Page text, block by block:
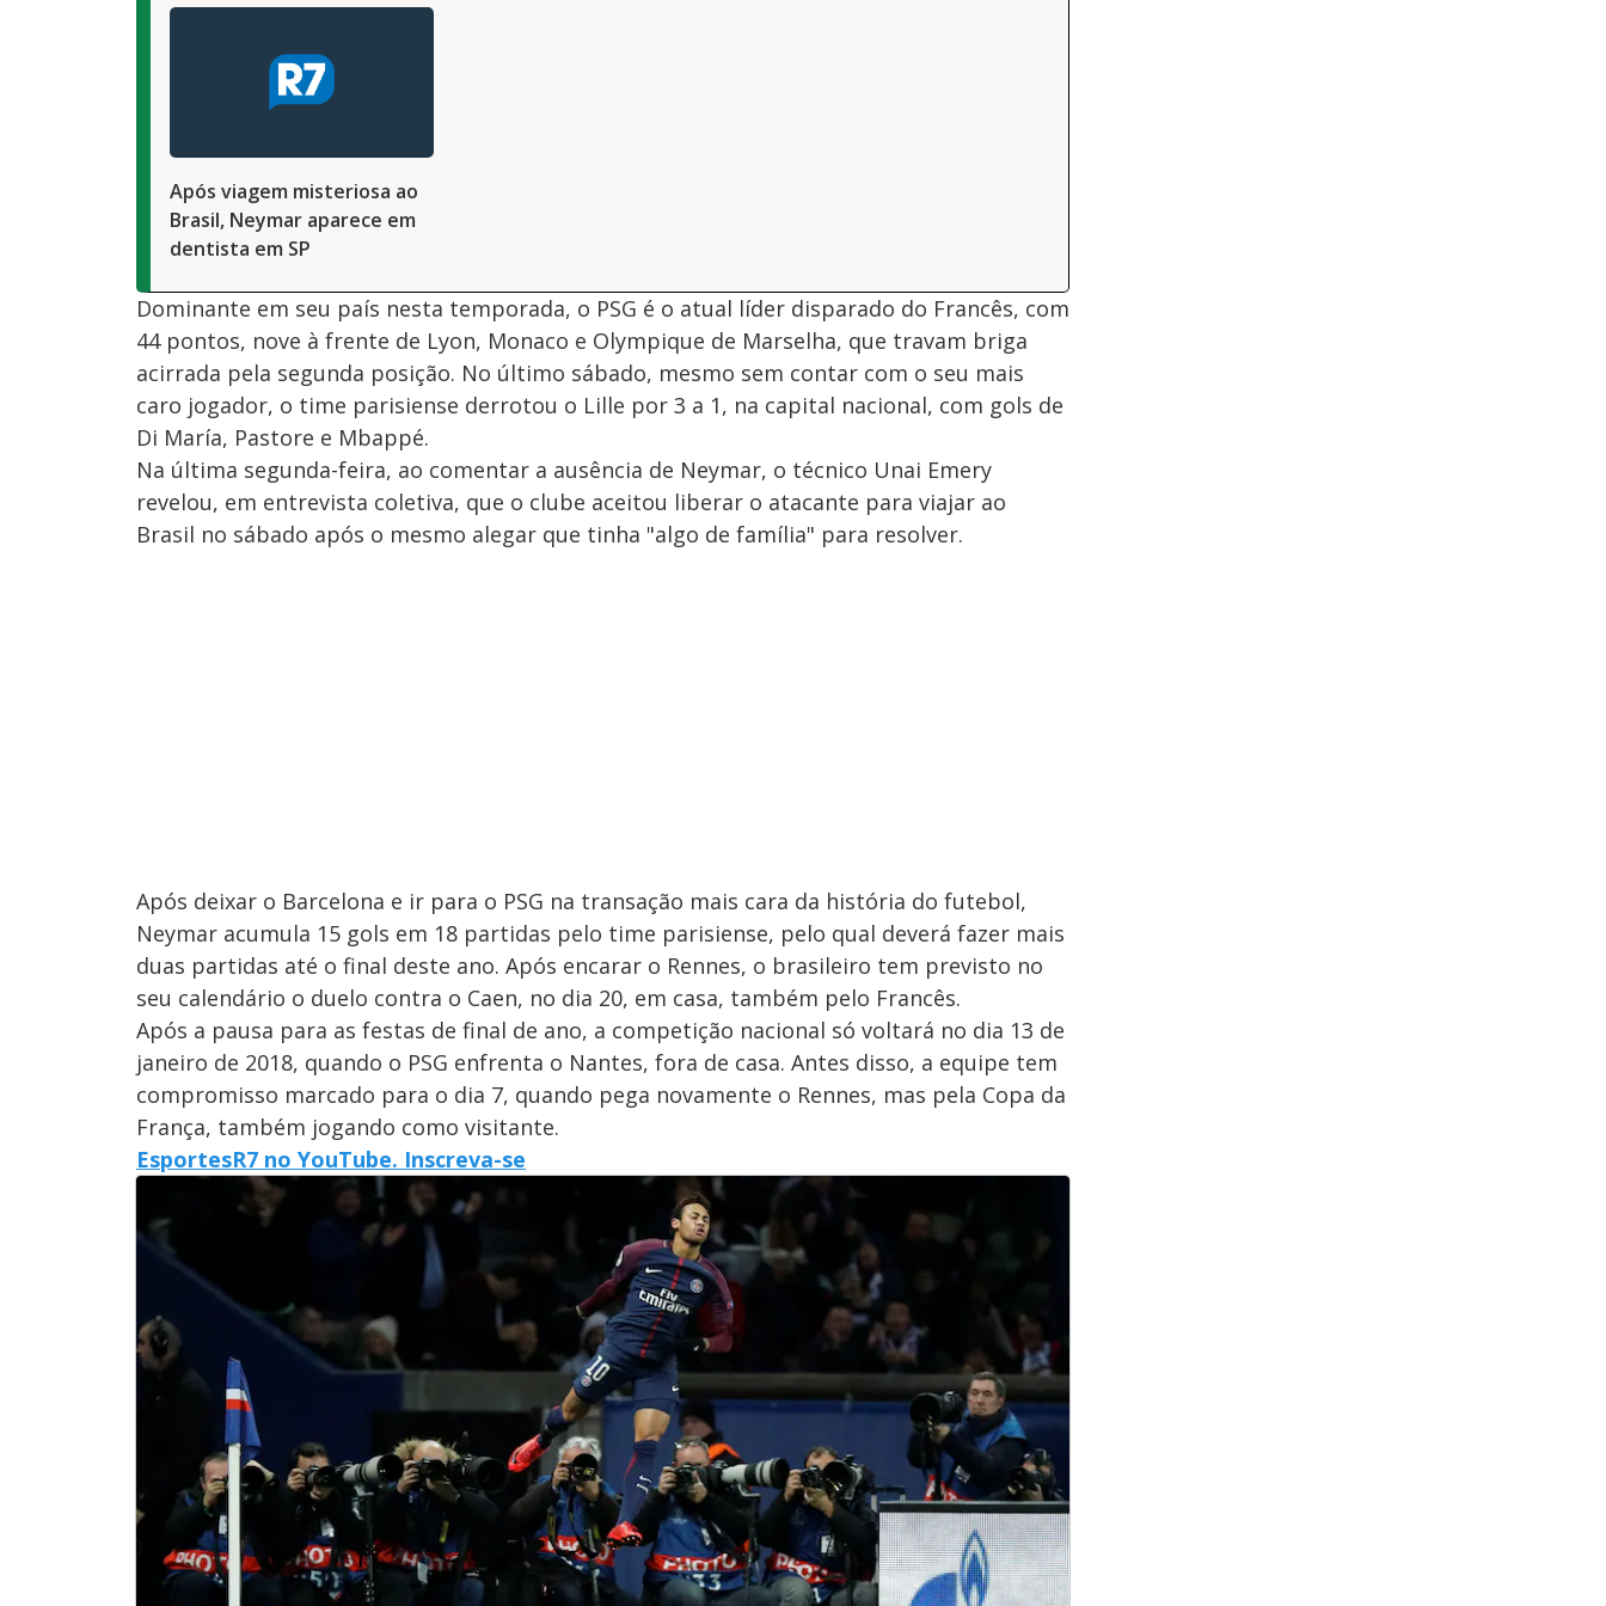
Após viagem misteriosa ao
Brasil, Neymar aparece em
dentista em SP
Dominante em seu país nesta temporada, o PSG é o atual líder disparado do Francês, com
44 pontos, nove à frente de Lyon, Monaco e Olympique de Marselha, que travam briga
acirrada pela segunda posição. No último sábado, mesmo sem contar com o seu mais
caro jogador, o time parisiense derrotou o Lille por 3 a 1, na capital nacional, com gols de
Di María, Pastore e Mbappé.
Na última segunda-feira, ao comentar a ausência de Neymar, o técnico Unai Emery
revelou, em entrevista coletiva, que o clube aceitou liberar o atacante para viajar ao
Brasil no sábado após o mesmo alegar que tinha "algo de família" para resolver.
Após deixar o Barcelona e ir para o PSG na transação mais cara da história do futebol,
Neymar acumula 15 gols em 18 partidas pelo time parisiense, pelo qual deverá fazer mais
duas partidas até o final deste ano. Após encarar o Rennes, o brasileiro tem previsto no
seu calendário o duelo contra o Caen, no dia 20, em casa, também pelo Francês.
Após a pausa para as festas de final de ano, a competição nacional só voltará no dia 13 de
janeiro de 2018, quando o PSG enfrenta o Nantes, fora de casa. Antes disso, a equipe tem
compromisso marcado para o dia 7, quando pega novamente o Rennes, mas pela Copa da
França, também jogando como visitante.
EsportesR7 no YouTube. Inscreva-se